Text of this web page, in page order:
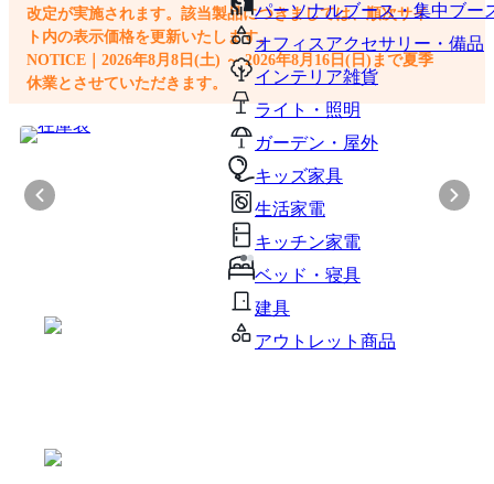
パーソナルブース・集中ブー
オフィスアクセサリー・備品
インテリア雑貨
ライト・照明
ガーデン・屋外
キッズ家具
生活家電
キッチン家電
ベッド・寝具
建具
アウトレット商品
改定が実施されます。該当製品につきましては、順次サイ
ト内の表示価格を更新いたします。
NOTICE｜2026年8月8日(土) ～ 2026年8月16日(日)まで夏季
休業とさせていただきます。